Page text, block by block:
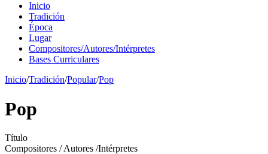
Inicio
Tradición
Época
Lugar
Compositores/Autores/Intérpretes
Bases Curriculares
Inicio/Tradición/Popular/Pop
Pop
Título
Compositores / Autores /Intérpretes